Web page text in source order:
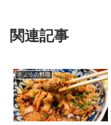
関連記事
きょうの料理